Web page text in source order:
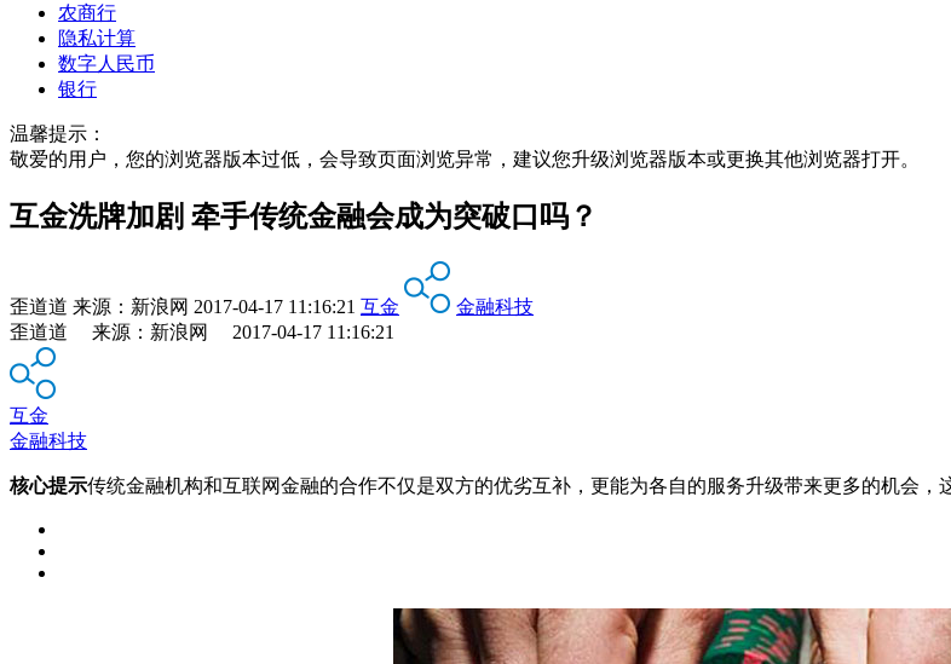
农商行
隐私计算
数字人民币
银行
温馨提示：
敬爱的用户，您的浏览器版本过低，会导致页面浏览异常，建议您升级浏览器版本或更换其他浏览器打开。
互金洗牌加剧 牵手传统金融会成为突破口吗？
歪道道 来源： 新浪网 2017-04-17 11:16:21 互金
金融科技
歪道道 来源：新浪网 2017-04-17 11:16:21
互金
金融科技
核心提示传统金融机构和互联网金融的合作不仅是双方的优劣互补，更能为各自的服务升级带来更多的机会，